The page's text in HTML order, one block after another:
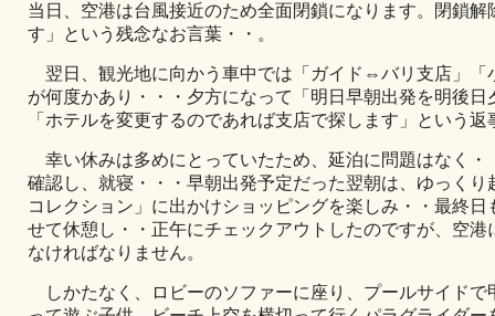
当日、空港は台風接近のため全面閉鎖になります。閉鎖
す」という残念なお言葉・・。
翌日、観光地に向かう車中では「ガイド⇔バリ支店」
が何度かあり・・・夕方になって「 明日早朝出発を明後日
「 ホテルを変更するのであれば支店で探します 」という
幸い休みは多めにとっていたため、延泊に問題はなく・
確認し、就寝・・・早朝出発予定だった翌朝は、ゆっく
コレクション」に出かけショッピングを楽しみ・・最終
せて休憩し・・正午にチェックアウトしたのですが、空
なければなりません。
しかたなく、ロビーのソファーに座り、プールサイドで